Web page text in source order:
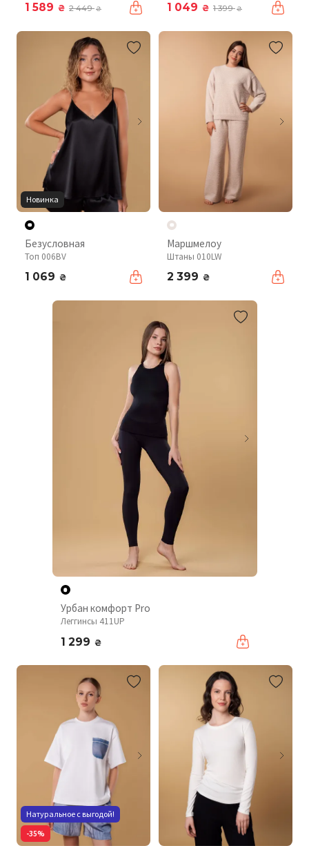
1 589 ₴ 2 449₴ 1 049 ₴ 1 399₴
Новинка
Безусловная
Топ 006BV
1 069 ₴
Маршмелоу
Штаны 010LW
2 399 ₴
Урбан комфорт Pro
Леггинсы 411UP
1 299 ₴
Натуральное с выгодой!
-35%